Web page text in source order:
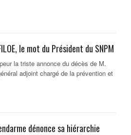
le mot du Président du SNPM
la triste annonce du décès de M.
adjoint chargé de la prévention et
dénonce sa hiérarchie